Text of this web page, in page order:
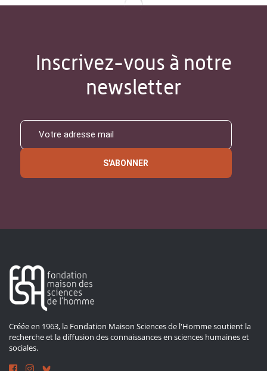
Inscrivez-vous à notre
newsletter
S'ABONNER
Créée en 1963, la Fondation Maison Sciences de l'Homme soutient la
recherche et la diffusion des connaissances en sciences humaines et
sociales.